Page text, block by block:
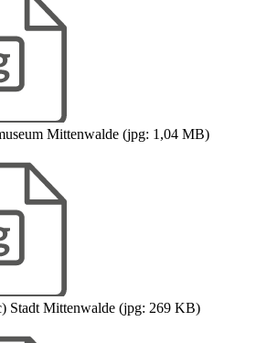
Mittenwalde (jpg: 1,04 MB)
Stadt Mittenwalde (jpg: 269 KB)